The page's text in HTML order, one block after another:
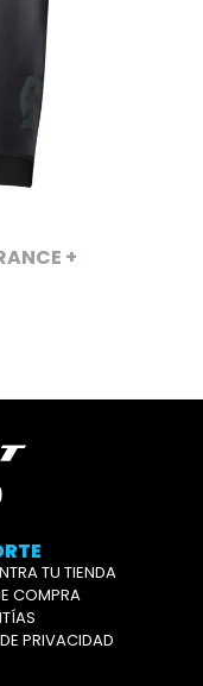
+
TU TIENDA
COMPRA
PRIVACIDAD